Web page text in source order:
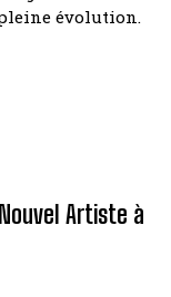
évolution.
Artiste à